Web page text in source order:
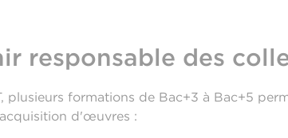
responsable des
plusieurs formations de Bac+3 à Bac+5
d'œuvres :